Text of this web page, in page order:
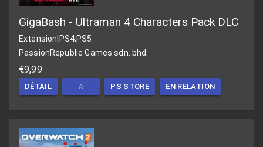
GigaBash - Ultraman 4 Characters Pack DLC
Extension|PS4,PS5
PassionRepublic Games sdn. bhd.
€9,99
DÉTAIL ☆ PS STORE EN RELATION